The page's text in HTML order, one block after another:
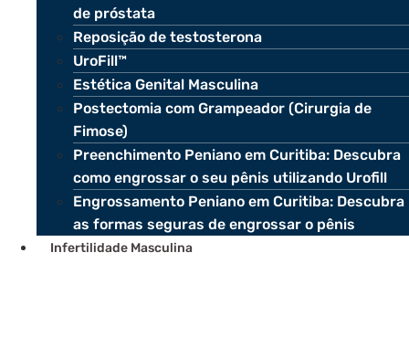
de próstata
Reposição de testosterona
UroFill™
Estética Genital Masculina
Postectomia com Grampeador (Cirurgia de
Fimose)
Preenchimento Peniano em Curitiba: Descubra
como engrossar o seu pênis utilizando Urofill
Engrossamento Peniano em Curitiba: Descubra
as formas seguras de engrossar o pênis
Infertilidade Masculina